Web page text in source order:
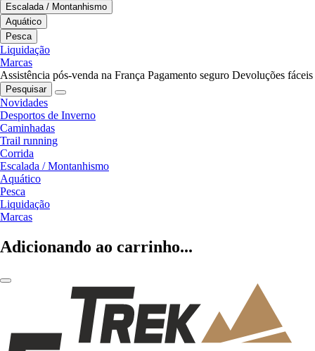
Escalada / Montanhismo
Aquático
Pesca
Liquidação
Marcas
Assistência pós-venda na França Pagamento seguro Devoluções fáceis
Pesquisar
Novidades
Desportos de Inverno
Caminhadas
Trail running
Corrida
Escalada / Montanhismo
Aquático
Pesca
Liquidação
Marcas
Adicionando ao carrinho...